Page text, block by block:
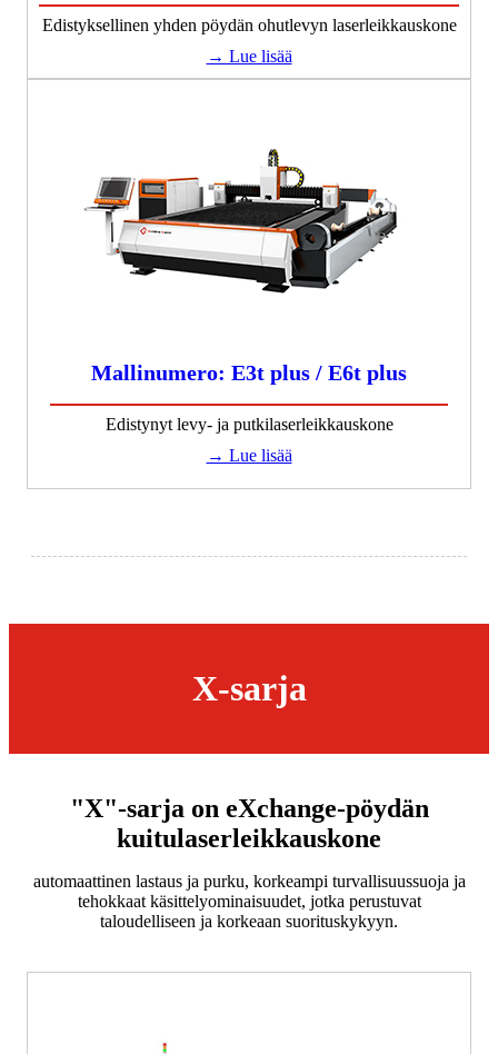
Edistyksellinen yhden pöydän ohutlevyn laserleikkauskone
→ Lue lisää
Mallinumero: E3t plus / E6t plus
Edistynyt levy- ja putkilaserleikkauskone
→ Lue lisää
X-sarja
"X"-sarja on eXchange-pöydän
kuitulaserleikkauskone
automaattinen lastaus ja purku, korkeampi turvallisuussuoja ja
tehokkaat käsittelyominaisuudet, jotka perustuvat
taloudelliseen ja korkeaan suorituskykyyn.